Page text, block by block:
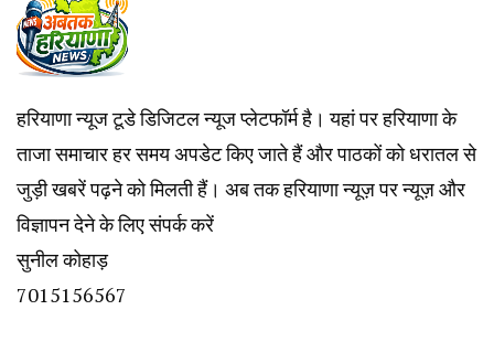
हरियाणा न्यूज टूडे डिजिटल न्यूज प्लेटफॉर्म है। यहां पर हरियाणा के
ताजा समाचार हर समय अपडेट किए जाते हैं और पाठकों को धरातल से
जुड़ी खबरें पढ़ने को मिलती हैं। अब तक हरियाणा न्यूज़ पर न्यूज़ और
विज्ञापन देने के लिए संपर्क करें
सुनील कोहाड़
7015156567